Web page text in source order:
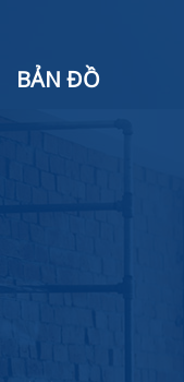
BẢN ĐỒ